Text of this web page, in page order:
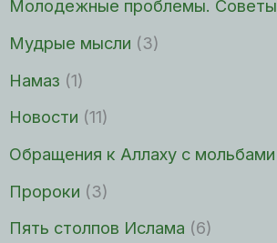
Молодежные проблемы. Советы
Мудрые мысли (3)
Намаз (1)
Новости (11)
Обращения к Аллаху с мольбами
Пророки (3)
Пять столпов Ислама (6)